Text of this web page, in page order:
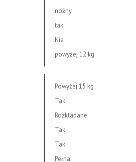
nożny
tak
Nie
powyżej 12 kg
Powyżej 15 kg
Tak
Rozkładane
Tak
Tak
Pełna